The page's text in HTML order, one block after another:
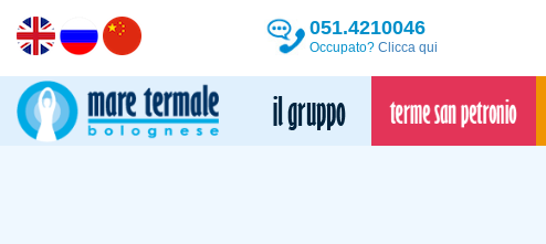
051.4210046
Occupato? Clicca qui